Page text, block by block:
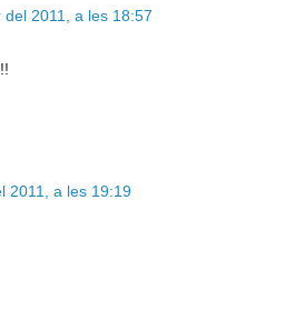
2011, a les 18:57
2011, a les 19:19